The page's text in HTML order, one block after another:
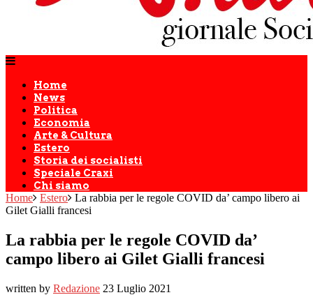
Home
News
Politica
Economia
Arte & Cultura
Estero
Storia dei socialisti
Speciale Craxi
Chi siamo
Home Estero La rabbia per le regole COVID da’ campo libero ai
Gilet Gialli francesi
La rabbia per le regole COVID da’
campo libero ai Gilet Gialli francesi
written by Redazione 23 Luglio 2021